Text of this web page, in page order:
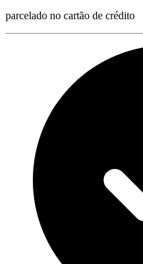
parcelado no cartão de crédito